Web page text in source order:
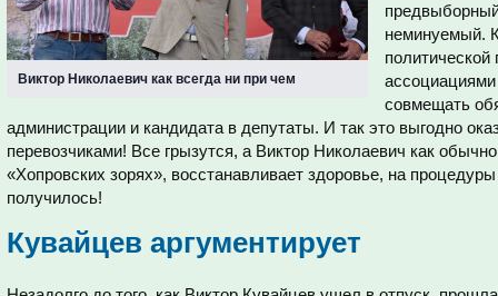
Виктор Николаевич как всегда ни при чем
неминуемый.
политической
совмещать
администрации и кандидата в депутаты. И так это выгодно
перевозчиками! Все грызутся, а Виктор Николаевич как
«Хопровских зорях», восстанавливает здоровье, на
получилось!
Кувайцев аргументирует